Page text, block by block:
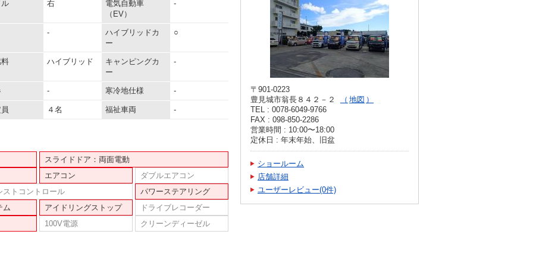
右
電気自動車
（EV）
-
-
ハイブリッドカ
ー
○
ハイブリッド
キャンピングカ
ー
-
- 寒冷地仕様 -
４名 福祉車両 -
スライドドア：両面電動
エアコン
ダブルエアコン
ストコントロール
パワーステアリング
ム
アイドリングストップ
ドライブレコーダー
100V電源
クリーンディーゼル
〒901-0223
豊見城市翁長８４２－２
地図
TEL : 0078-6049-9766
FAX : 098-850-2286
営業時間 : 10:00〜18:00
定休日 : 年末年始、旧盆
ショールーム
店舗詳細
ユーザーレビュー(0件)